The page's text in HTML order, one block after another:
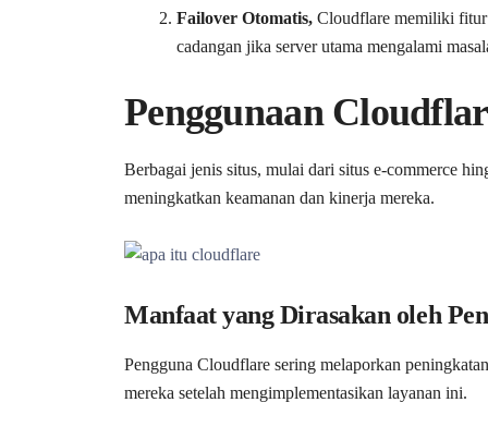
Failover Otomatis, Cloudflare memiliki fitur
cadangan jika server utama mengalami
Penggunaan
Berbagai jenis situs, mulai dari situs e-commerce
meningkatkan keamanan dan kinerja mereka.
Manfaat yang Dirasakan oleh
Pengguna Cloudflare sering melaporkan
mereka setelah mengimplementasikan layanan ini.